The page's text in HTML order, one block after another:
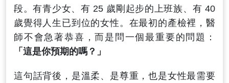
段。有青少女、有 25 歲剛起步的上班族、有 40
歲覺得人生已到位的女性。在最初的產檢裡，醫
師不會急著恭喜，而是問一個最重要的問題：
「這是你預期的嗎？」
這句話背後，是溫柔、是尊重，也是女性最需要